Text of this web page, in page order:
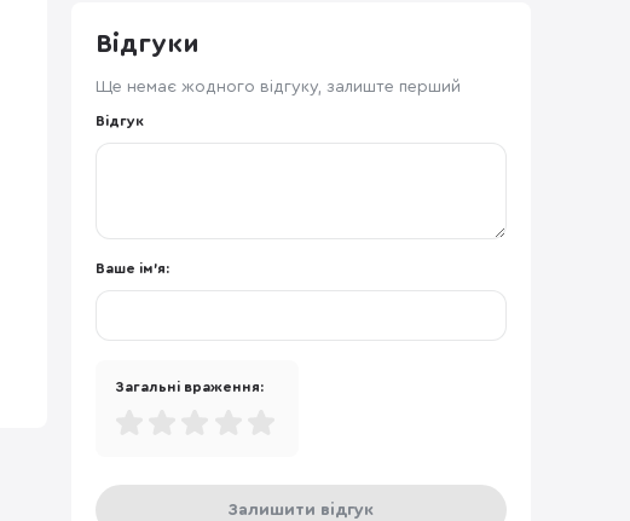
Відгуки
Ще немає жодного відгуку, залиште перший
Відгук
Ваше ім'я:
Загальні враження:
Залишити відгук